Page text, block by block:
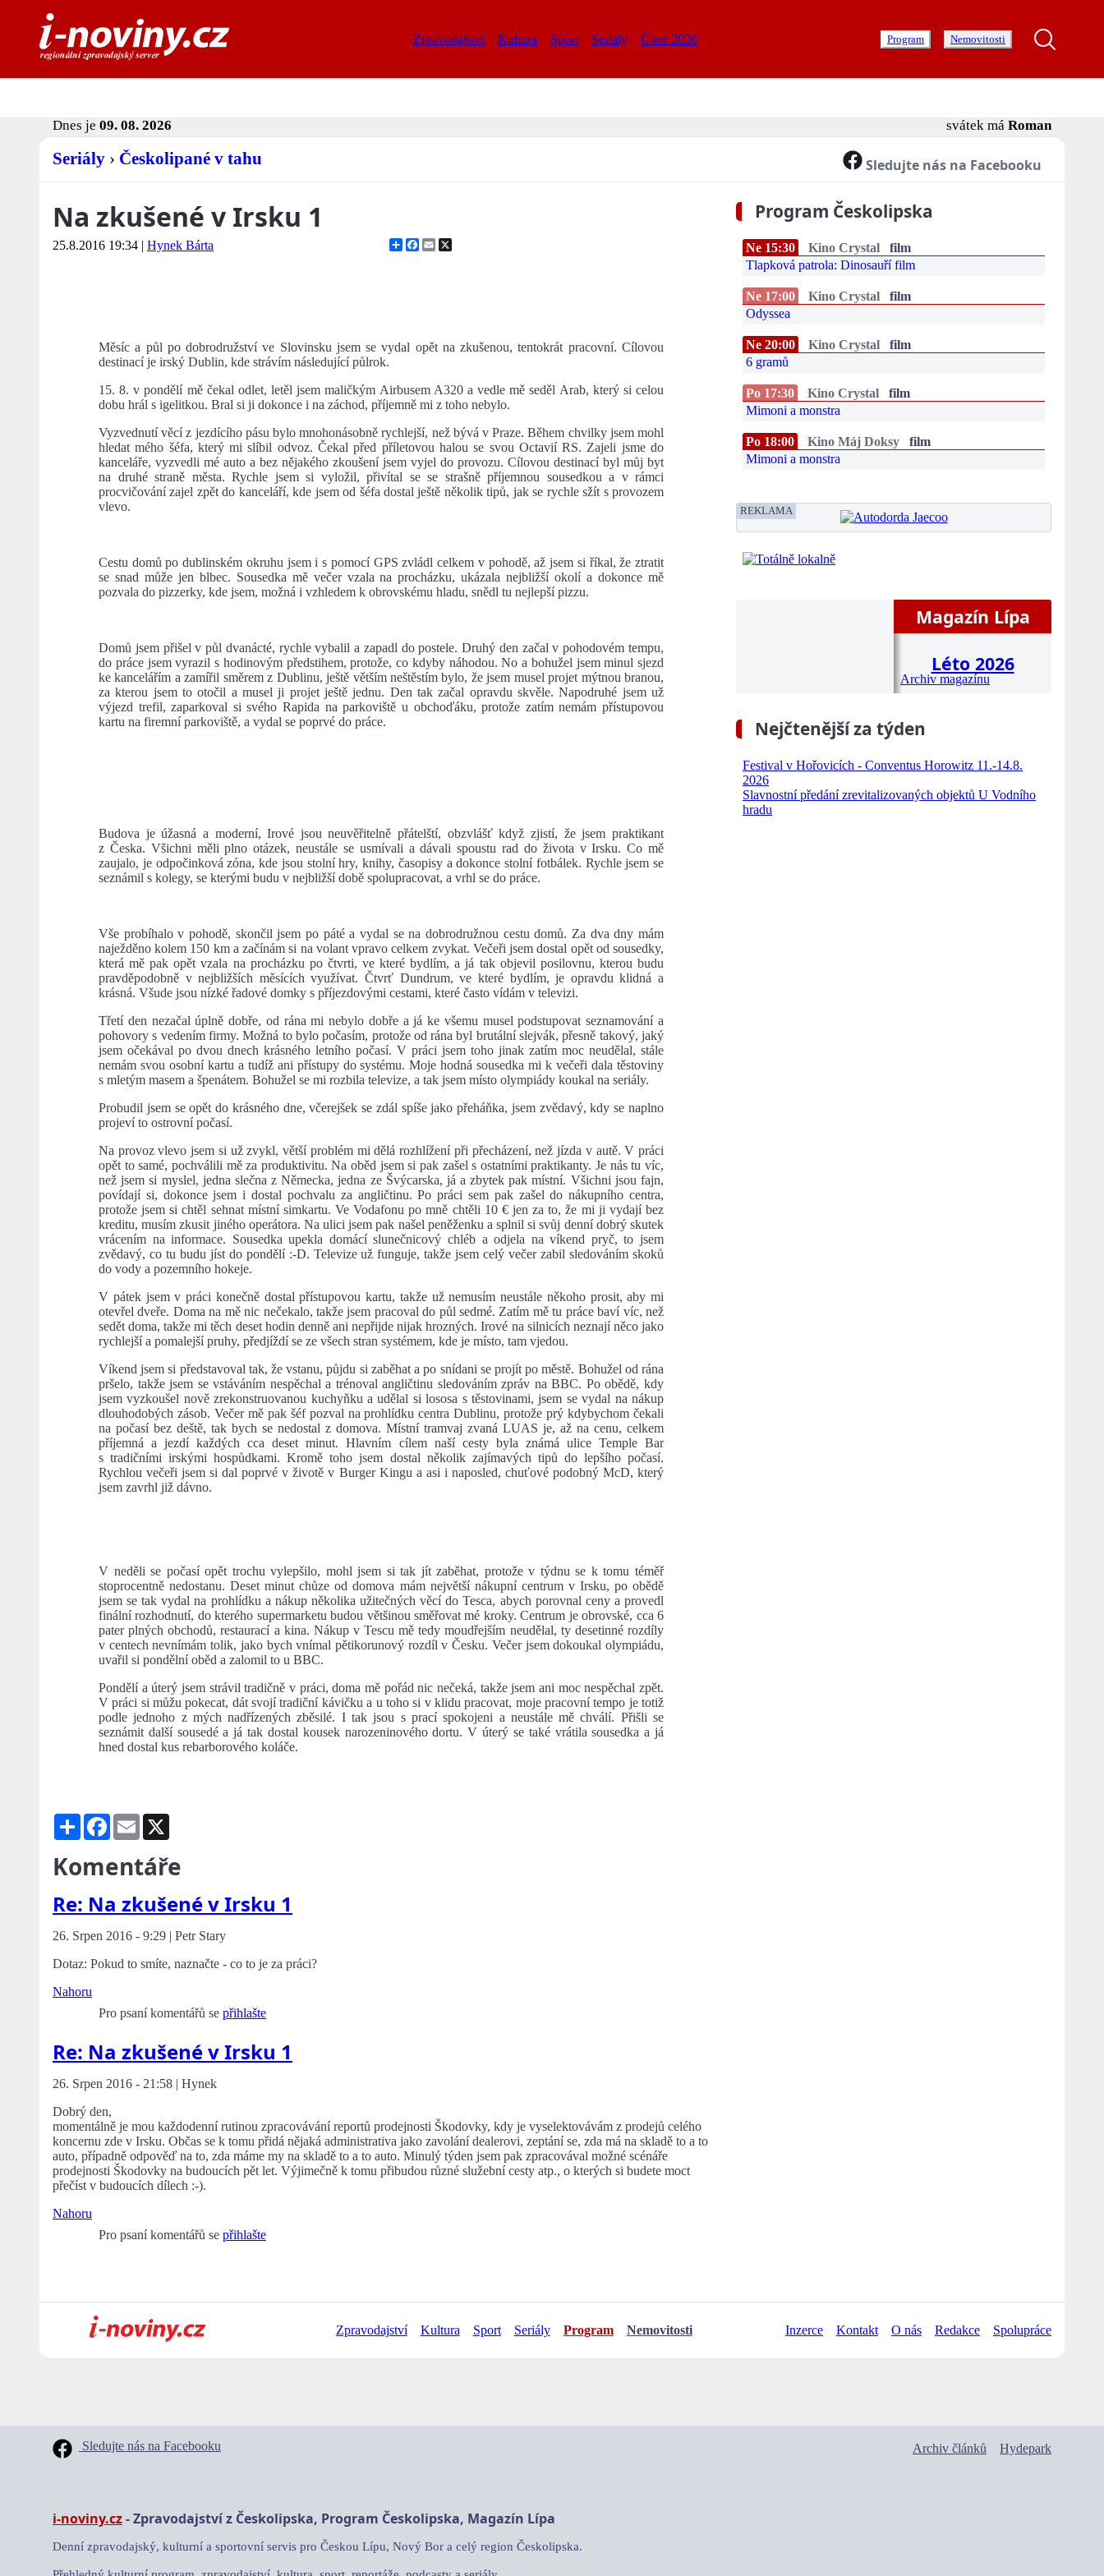
Zpravodajství Kultura Sport Seriály Únor 2026 Program Nemovitosti
Dnes je 09. 08. 2026 svátek má Roman
Seriály › Českolipané v tahu Sledujte nás na Facebooku
Na zkušené v Irsku 1
25.8.2016 19:34 | Hynek Bárta ShareFacebook
Email
Měsíc a půl po dobrodružství ve Slovinsku jsem se vydal opět na zkušenou, tentokrát pracovní. Cílovou
destinací je irský Dublin, kde strávím následující půlrok.
15. 8. v pondělí mě čekal odlet, letěl jsem maličkým Airbusem A320 a vedle mě seděl Arab, který si celou
dobu hrál s igelitkou. Bral si ji dokonce i na záchod, příjemně mi z toho nebylo.
Vyzvednutí věcí z jezdícího pásu bylo mnohonásobně rychlejší, než bývá v Praze. Během chvilky jsem mohl
hledat mého šéfa, který mi slíbil odvoz. Čekal před příletovou halou se svou Octavií RS. Zajeli jsme do
kanceláře, vyzvedli mé auto a bez nějakého zkoušení jsem vyjel do provozu. Cílovou destinací byl můj byt
na druhé straně města. Rychle jsem si vyložil, přivítal se se strašně příjemnou sousedkou a v rámci
procvičování zajel zpět do kanceláří, kde jsem od šéfa dostal ještě několik tipů, jak se rychle sžít s provozem
vlevo.
Cestu domů po dublinském okruhu jsem i s pomocí GPS zvládl celkem v pohodě, až jsem si říkal, že ztratit
se snad může jen blbec. Sousedka mě večer vzala na procházku, ukázala nejbližší okolí a dokonce mě
pozvala do pizzerky, kde jsem, možná i vzhledem k obrovskému hladu, snědl tu nejlepší pizzu.
Domů jsem přišel v půl dvanácté, rychle vybalil a zapadl do postele. Druhý den začal v pohodovém tempu,
do práce jsem vyrazil s hodinovým předstihem, protože, co kdyby náhodou. No a bohužel jsem minul sjezd
ke kancelářím a zamířil směrem z Dublinu, ještě větším neštěstím bylo, že jsem musel projet mýtnou branou,
za kterou jsem to otočil a musel ji projet ještě jednu. Den tak začal opravdu skvěle. Napodruhé jsem už
výjezd trefil, zaparkoval si svého Rapida na parkoviště u obchoďáku, protože zatím nemám přístupovou
kartu na firemní parkoviště, a vydal se poprvé do práce.
Budova je úžasná a moderní, Irové jsou neuvěřitelně přátelští, obzvlášť když zjistí, že jsem praktikant
z Česka. Všichni měli plno otázek, neustále se usmívali a dávali spoustu rad do života v Irsku. Co mě
zaujalo, je odpočinková zóna, kde jsou stolní hry, knihy, časopisy a dokonce stolní fotbálek. Rychle jsem se
seznámil s kolegy, se kterými budu v nejbližší době spolupracovat, a vrhl se do práce.
Vše probíhalo v pohodě, skončil jsem po páté a vydal se na dobrodružnou cestu domů. Za dva dny mám
naježděno kolem 150 km a začínám si na volant vpravo celkem zvykat. Večeři jsem dostal opět od sousedky,
která mě pak opět vzala na procházku po čtvrti, ve které bydlím, a já tak objevil posilovnu, kterou budu
pravděpodobně v nejbližších měsících využívat. Čtvrť Dundrum, ve které bydlím, je opravdu klidná a
krásná. Všude jsou nízké řadové domky s příjezdovými cestami, které často vídám v televizi.
Třetí den nezačal úplně dobře, od rána mi nebylo dobře a já ke všemu musel podstupovat seznamování a
pohovory s vedením firmy. Možná to bylo počasím, protože od rána byl brutální slejvák, přesně takový, jaký
jsem očekával po dvou dnech krásného letního počasí. V práci jsem toho jinak zatím moc neudělal, stále
nemám svou osobní kartu a tudíž ani přístupy do systému. Moje hodná sousedka mi k večeři dala těstoviny
s mletým masem a špenátem. Bohužel se mi rozbila televize, a tak jsem místo olympiády koukal na seriály.
Probudil jsem se opět do krásného dne, včerejšek se zdál spíše jako přeháňka, jsem zvědavý, kdy se naplno
projeví to ostrovní počasí.
Na provoz vlevo jsem si už zvykl, větší problém mi dělá rozhlížení při přecházení, než jízda v autě. V práci
opět to samé, pochválili mě za produktivitu. Na oběd jsem si pak zašel s ostatními praktikanty. Je nás tu víc,
než jsem si myslel, jedna slečna z Německa, jedna ze Švýcarska, já a zbytek pak místní. Všichni jsou fajn,
povídají si, dokonce jsem i dostal pochvalu za angličtinu. Po práci sem pak zašel do nákupního centra,
protože jsem si chtěl sehnat místní simkartu. Ve Vodafonu po mně chtěli 10 € jen za to, že mi ji vydají bez
kreditu, musím zkusit jiného operátora. Na ulici jsem pak našel peněženku a splnil si svůj denní dobrý skutek
vrácením na informace. Sousedka upekla domácí slunečnicový chléb a odjela na víkend pryč, to jsem
zvědavý, co tu budu jíst do pondělí :-D. Televize už funguje, takže jsem celý večer zabil sledováním skoků
do vody a pozemního hokeje.
V pátek jsem v práci konečně dostal přístupovou kartu, takže už nemusím neustále někoho prosit, aby mi
otevřel dveře. Doma na mě nic nečekalo, takže jsem pracoval do půl sedmé. Zatím mě tu práce baví víc, než
sedět doma, takže mi těch deset hodin denně ani nepřijde nijak hrozných. Irové na silnicích neznají něco jako
rychlejší a pomalejší pruhy, předjíždí se ze všech stran systémem, kde je místo, tam vjedou.
Víkend jsem si představoval tak, že vstanu, půjdu si zaběhat a po snídani se projít po městě. Bohužel od rána
pršelo, takže jsem se vstáváním nespěchal a trénoval angličtinu sledováním zpráv na BBC. Po obědě, kdy
jsem vyzkoušel nově zrekonstruovanou kuchyňku a udělal si lososa s těstovinami, jsem se vydal na nákup
dlouhodobých zásob. Večer mě pak šéf pozval na prohlídku centra Dublinu, protože prý kdybychom čekali
na počasí bez deště, tak bych se nedostal z domova. Místní tramvaj zvaná LUAS je, až na cenu, celkem
příjemná a jezdí každých cca deset minut. Hlavním cílem naší cesty byla známá ulice Temple Bar
s tradičními irskými hospůdkami. Kromě toho jsem dostal několik zajímavých tipů do lepšího počasí.
Rychlou večeři jsem si dal poprvé v životě v Burger Kingu a asi i naposled, chuťové podobný McD, který
jsem zavrhl již dávno.
V neděli se počasí opět trochu vylepšilo, mohl jsem si tak jít zaběhat, protože v týdnu se k tomu téměř
stoprocentně nedostanu. Deset minut chůze od domova mám největší nákupní centrum v Irsku, po obědě
jsem se tak vydal na prohlídku a nákup několika užitečných věcí do Tesca, abych porovnal ceny a provedl
finální rozhodnutí, do kterého supermarketu budou většinou směřovat mé kroky. Centrum je obrovské, cca 6
pater plných obchodů, restaurací a kina. Nákup v Tescu mě tedy moudřejším neudělal, ty desetinné rozdíly
v centech nevnímám tolik, jako bych vnímal pětikorunový rozdíl v Česku. Večer jsem dokoukal olympiádu,
uvařil si pondělní oběd a zalomil to u BBC.
Pondělí a úterý jsem strávil tradičně v práci, doma mě pořád nic nečeká, takže jsem ani moc nespěchal zpět.
V práci si můžu pokecat, dát svojí tradiční kávičku a u toho si v klidu pracovat, moje pracovní tempo je totiž
podle jednoho z mých nadřízených zběsilé. I tak jsou s prací spokojeni a neustále mě chválí. Přišli se
seznámit další sousedé a já tak dostal kousek narozeninového dortu. V úterý se také vrátila sousedka a já
hned dostal kus rebarborového koláče.
Share Facebook
Email
Komentáře
Re: Na zkušené v Irsku 1
26. Srpen 2016 - 9:29 | Petr Stary
Dotaz: Pokud to smíte, naznačte - co to je za práci?
Nahoru
Pro psaní komentářů se přihlašte
Re: Na zkušené v Irsku 1
26. Srpen 2016 - 21:58 | Hynek
Dobrý den,
momentálně je mou každodenní rutinou zpracovávání reportů prodejnosti Škodovky, kdy je vyselektovávám z prodejů celého
koncernu zde v Irsku. Občas se k tomu přidá nějaká administrativa jako zavolání dealerovi, zeptání se, zda má na skladě to a to
auto, případně odpověď na to, zda máme my na skladě to a to auto. Minulý týden jsem pak zpracovával možné scénáře
prodejnosti Škodovky na budoucích pět let. Výjimečně k tomu přibudou různé služební cesty atp., o kterých si budete moct
přečíst v budoucích dílech :-).
Nahoru
Pro psaní komentářů se přihlašte
Program Českolipska
Ne 15:30 Kino Crystal
film
Tlapková patrola: Dinosauří film
Ne 17:00 Kino Crystal
film
Odyssea
Ne 20:00 Kino Crystal
film
6 gramů
Po 17:30 Kino Crystal
film
Mimoni a monstra
Po 18:00 Kino Máj Doksy
film
Mimoni a monstra
REKLAMA
Magazín Lípa
Léto 2026
Archiv magazínu
Nejčtenější za týden
Festival v Hořovicích - Conventus Horowitz 11.-14.8.
2026
Slavnostní předání zrevitalizovaných objektů U Vodního
hradu
Zpravodajství Kultura Sport Seriály Program Nemovitosti Inzerce Kontakt O nás Redakce Spolupráce
Sledujte nás na Facebooku Archiv článků Hydepark
i-noviny.cz- Zpravodajství z Českolipska, Program Českolipska, Magazín Lípa
Denní zpravodajský, kulturní a sportovní servis pro Českou Lípu, Nový Bor a celý region Českolipska.